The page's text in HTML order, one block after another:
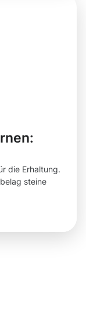
die Erhaltung.
steine